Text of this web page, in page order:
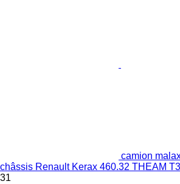
camion
châssis Renault Kerax 460.32 THEAM
31